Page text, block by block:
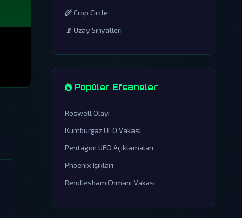
🌾 Crop Circle
📡 Uzay Sinyalleri
Popüler Efsaneler
Roswell Olayı
Kumburgaz UFO Vakası
Pentagon UFO Açıklamaları
Phoenix Işıkları
Rendlesham Ormanı Vakası